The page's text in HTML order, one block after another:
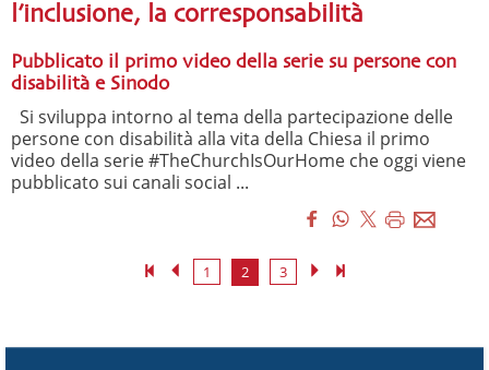
l’inclusione, la corresponsabilità
Pubblicato il primo video della serie su persone con
disabilità e Sinodo
Si sviluppa intorno al tema della partecipazione delle
persone con disabilità alla vita della Chiesa il primo
video della serie #TheChurchIsOurHome che oggi viene
pubblicato sui canali social ...
1 2 3